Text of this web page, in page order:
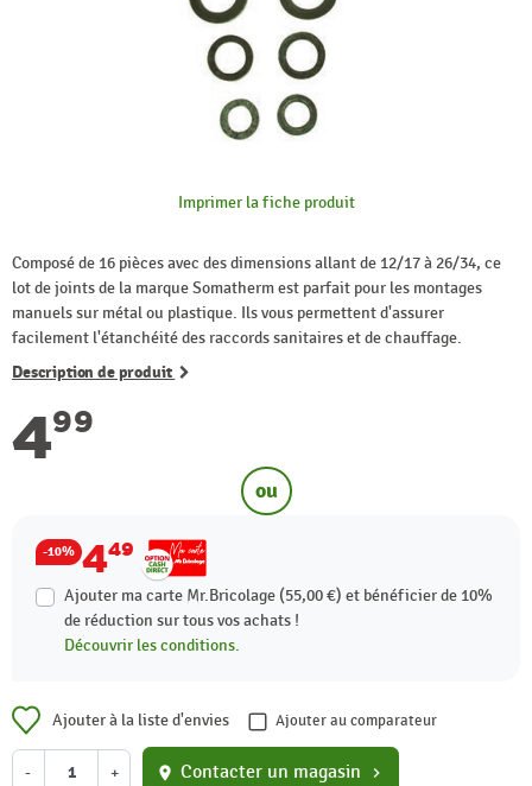
Imprimer la fiche produit
Composé de 16 pièces avec des dimensions allant de 12/17 à 26/34, ce
lot de joints de la marque Somatherm est parfait pour les montages
manuels sur métal ou plastique. Ils vous permettent d'assurer
facilement l'étanchéité des raccords sanitaires et de chauffage.
Description de produit
499
ou
-10% 449
Ajouter ma carte Mr.Bricolage (55,00 €) et bénéficier de 10%
de réduction sur tous vos achats !
Découvrir les conditions.
Ajouter à la liste d'envies Ajouter au comparateur
- + location_on Contacter un magasin chevron_right